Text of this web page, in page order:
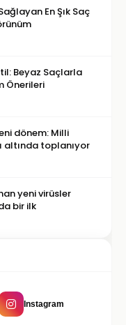
En Şık Saç
Beyaz Saçlarla
Önerileri
dönem: Milli
altında toplanıyor
yeni virüsler
bir ilk
Instagram